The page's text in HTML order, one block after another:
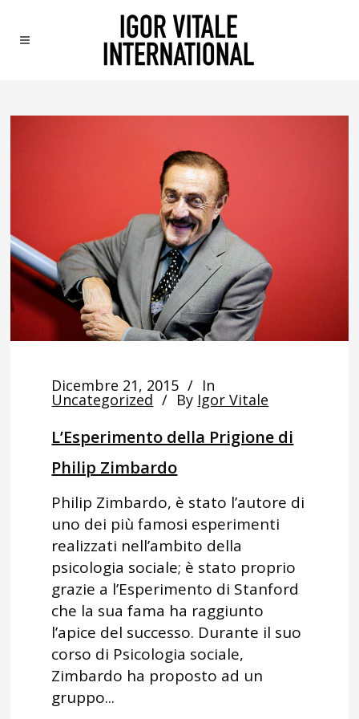
Dicembre 21, 2015 In
Uncategorized By Igor Vitale
L’Esperimento della Prigione di
Philip Zimbardo
Philip Zimbardo, è stato l’autore di
uno dei più famosi esperimenti
realizzati nell’ambito della
psicologia sociale; è stato proprio
grazie a l’Esperimento di Stanford
che la sua fama ha raggiunto
l’apice del successo. Durante il suo
corso di Psicologia sociale,
Zimbardo ha proposto ad un
gruppo...